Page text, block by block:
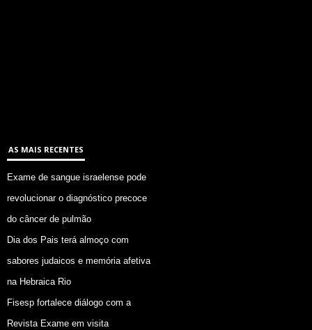
AS MAIS RECENTES
Exame de sangue israelense pode
revolucionar o diagnóstico precoce
do câncer de pulmão
Dia dos Pais terá almoço com
sabores judaicos e memória afetiva
na Hebraica Rio
Fisesp fortalece diálogo com a
Revista Exame em visita